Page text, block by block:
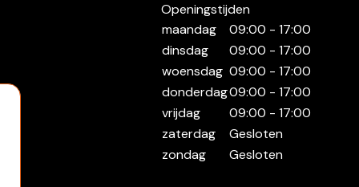
Openingstijden
maandag
09:00 - 17:00
dinsdag
09:00 - 17:00
woensdag 09:00 - 17:00
donderdag09:00 - 17:00
vrijdag
09:00 - 17:00
zaterdag
Gesloten
zondag
Gesloten